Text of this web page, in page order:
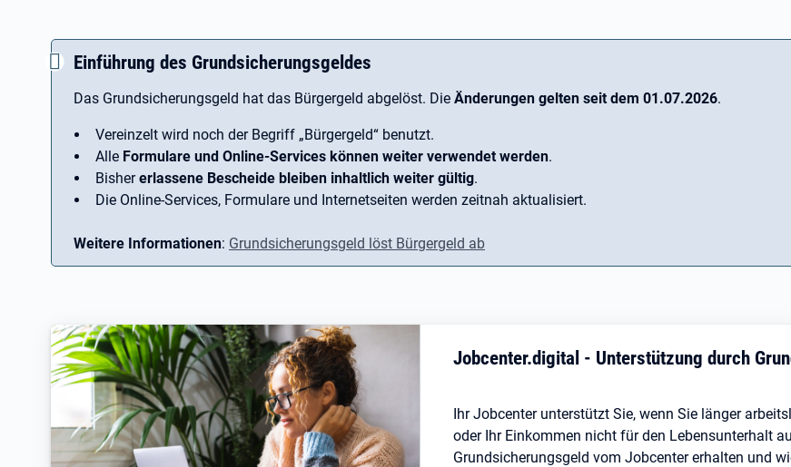
Einführung des Grundsicherungsgeldes
Das Grundsicherungsgeld hat das Bürgergeld abgelöst. Die Änderungen gelten seit dem 01.07.2026.
Vereinzelt wird noch der Begriff ­„Bürgergeld“ benutzt.
Alle Formulare und Online-Services können weiter verwendet werden.
Bishererlassene Bescheide bleiben inhaltlich weiter gültig.
Die Online-Services, Formulare und Internetseiten werden zeitnah aktualisiert.
Weitere Informationen: Grundsicherungsgeld löst Bürgergeld ab
Jobcenter.digital - Unterstützung durch
Ihr Jobcenter unterstützt Sie, wenn Sie länger
oder Ihr Einkommen nicht für den Lebensunterhalt
Grundsicherungsgeld vom Jobcenter erhalten und